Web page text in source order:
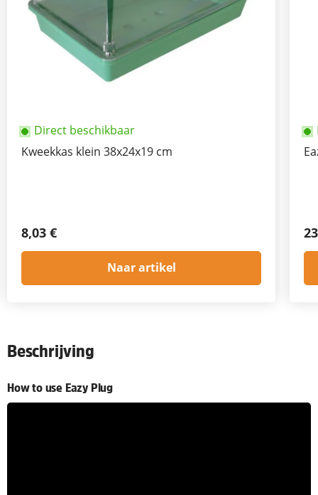
Direct beschikbaar
Kweekkas klein 38x24x19 cm
8,03 €
Naar artikel
Beschrijving
How to use Eazy Plug